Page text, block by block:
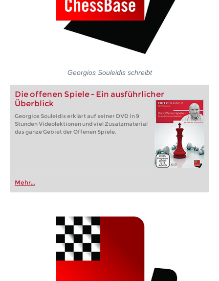
Georgios Souleidis schreibt
Die offenen Spiele - Ein ausführlicher
Überblick
Georgios Souleidis erklärt auf seiner DVD in 9
Stunden Videolektionen und viel Zusatzmaterial
das ganze Gebiet der Offenen Spiele.
Mehr...